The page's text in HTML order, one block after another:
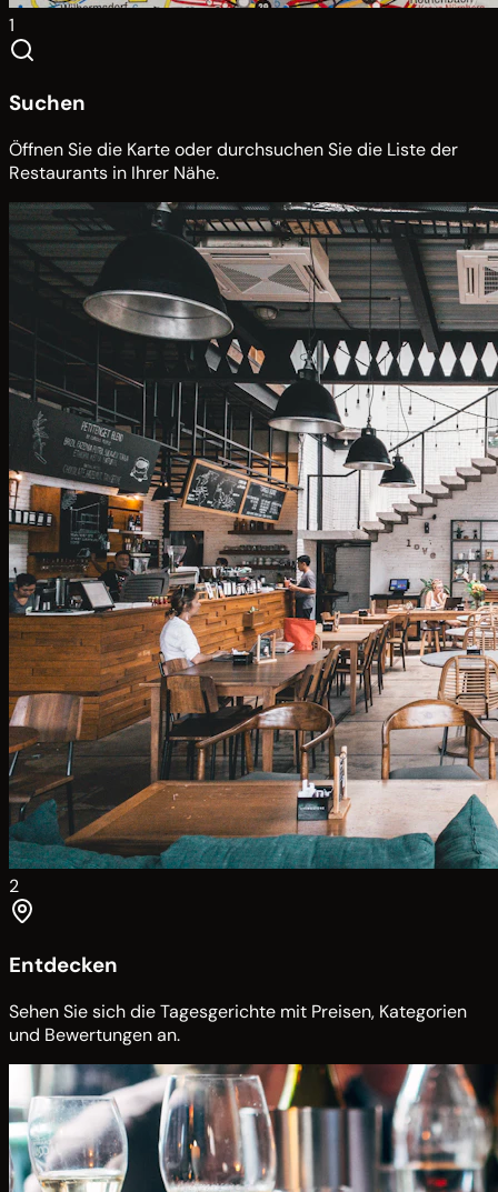
1
Suchen
Öffnen Sie die Karte oder durchsuchen Sie die Liste der
Restaurants in Ihrer Nähe.
2
Entdecken
Sehen Sie sich die Tagesgerichte mit Preisen, Kategorien
und Bewertungen an.